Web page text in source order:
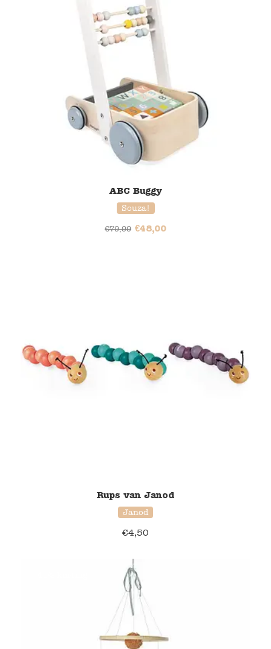
ABC Buggy
Souza!
€79,99 €48,00
Rups van Janod
Janod
€4,50